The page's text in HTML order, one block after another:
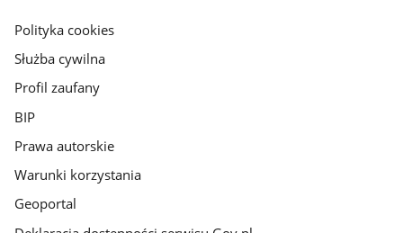
gov.pl
Polityka cookies
Służba cywilna
Profil zaufany
BIP
Prawa autorskie
Warunki korzystania
Geoportal